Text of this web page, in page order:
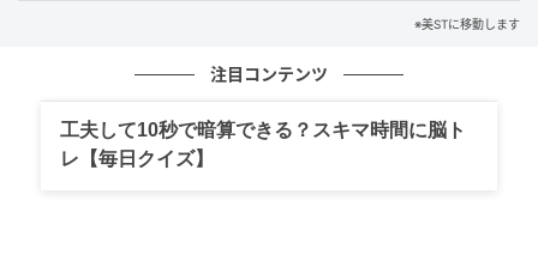
※美STに移動します
注目コンテンツ
工夫して10秒で暗算できる？スキマ時間に脳ト
レ【毎日クイズ】